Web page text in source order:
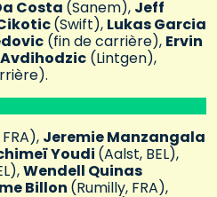
Costa (Sanem), Jeff
(Swift), Lukas Garcia
(fin de carrière), Ervin
(Lintgen),
Jeremie Manzangala
Youdi (Aalst, BEL),
Wendell Quinas
Billon (Rumilly, FRA),